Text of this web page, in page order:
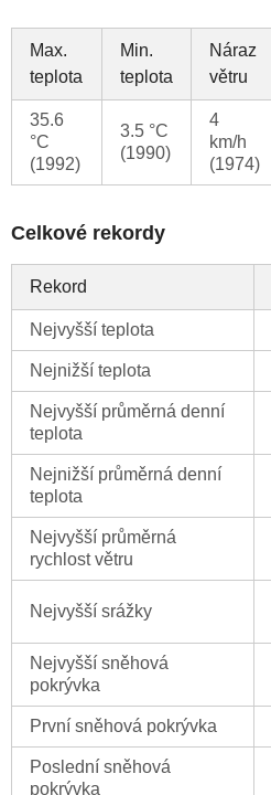
Max.
teplota
Min.
teplota
Náraz
větru
35.6
°C
(1992)
3.5 °C
(1990)
4
km/h
(1974)
Celkové rekordy
Rekord
Nejvyšší teplota
Nejnižší teplota
Nejvyšší průměrná denní
teplota
Nejnižší průměrná denní
teplota
Nejvyšší průměrná
rychlost větru
Nejvyšší srážky
Nejvyšší sněhová
pokrývka
První sněhová pokrývka
Poslední sněhová
pokrývka